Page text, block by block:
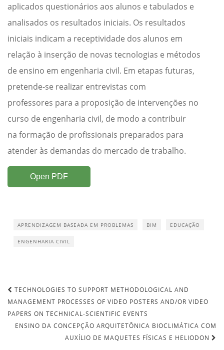
aplicados questionários aos alunos e tabulados e
analisados os resultados iniciais. Os resultados
iniciais indicam a receptividade dos alunos em
relação à inserção de novas tecnologias e métodos
de ensino em engenharia civil. Em etapas futuras,
pretende-se realizar entrevistas com
professores para a proposição de intervenções no
curso de engenharia civil, de modo a contribuir
na formação de profissionais preparados para
atender às demandas do mercado de trabalho.
Open PDF
APRENDIZAGEM BASEADA EM PROBLEMAS BIM EDUCAÇÃO
ENGENHARIA CIVIL
Post navigation
TECHNOLOGIES TO SUPPORT METHODOLOGICAL AND
MANAGEMENT PROCESSES OF VIDEO POSTERS AND/OR VIDEO
PAPERS ON TECHNICAL-SCIENTIFIC EVENTS
ENSINO DA CONCEPÇÃO ARQUITETÔNICA BIOCLIMÁTICA COM
AUXÍLIO DE MAQUETES FÍSICAS E HELIODON